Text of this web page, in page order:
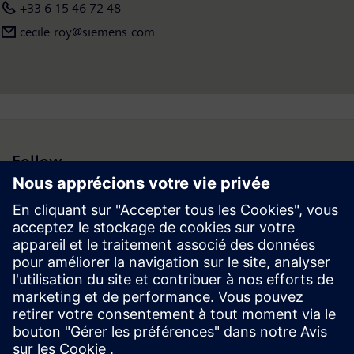
+33 6 15 46 72 48
cecile.roy@siemens.com
Follow
Espace médias | Entreprise | Siemens
© Siemens 1996 – 2026
Information corporate
Vie privée